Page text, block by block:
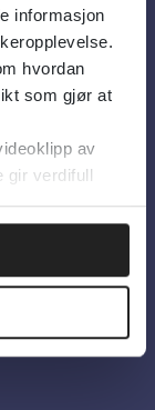
informasjon
hvordan
som gjør at
av
gir verdifull